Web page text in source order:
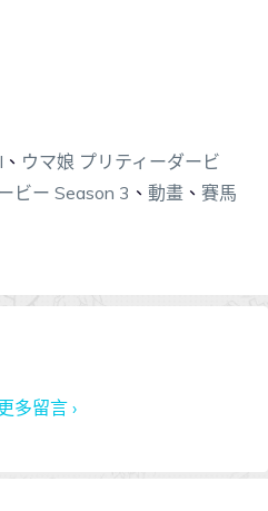
、 ウマ娘 プリティーダービ
ビー Season 3 、 動畫 、 賽馬
多留言 ›